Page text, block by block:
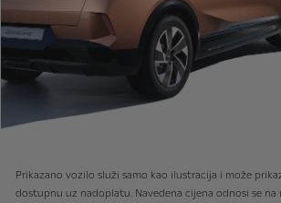
Prikazano vozilo služi samo kao ilustracija i može
dostupnu uz nadoplatu. Navedena cijena odnosi se na